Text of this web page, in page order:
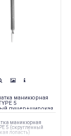
маникюрная
5
пушер+широкая
маникюрная
5 (скругленный
лопасть)